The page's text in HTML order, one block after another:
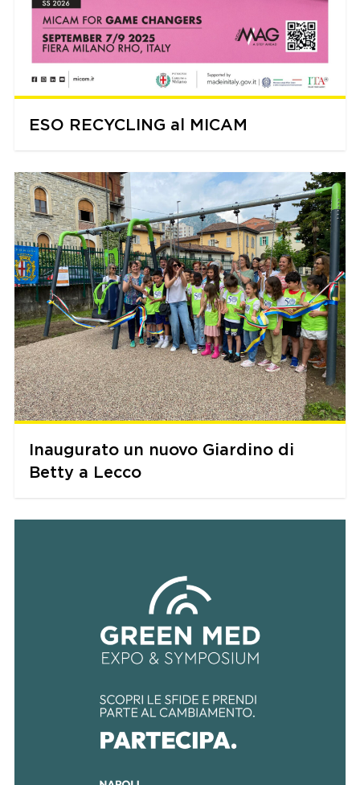
ESO RECYCLING al MICAM
Inaugurato un nuovo Giardino di
Betty a Lecco